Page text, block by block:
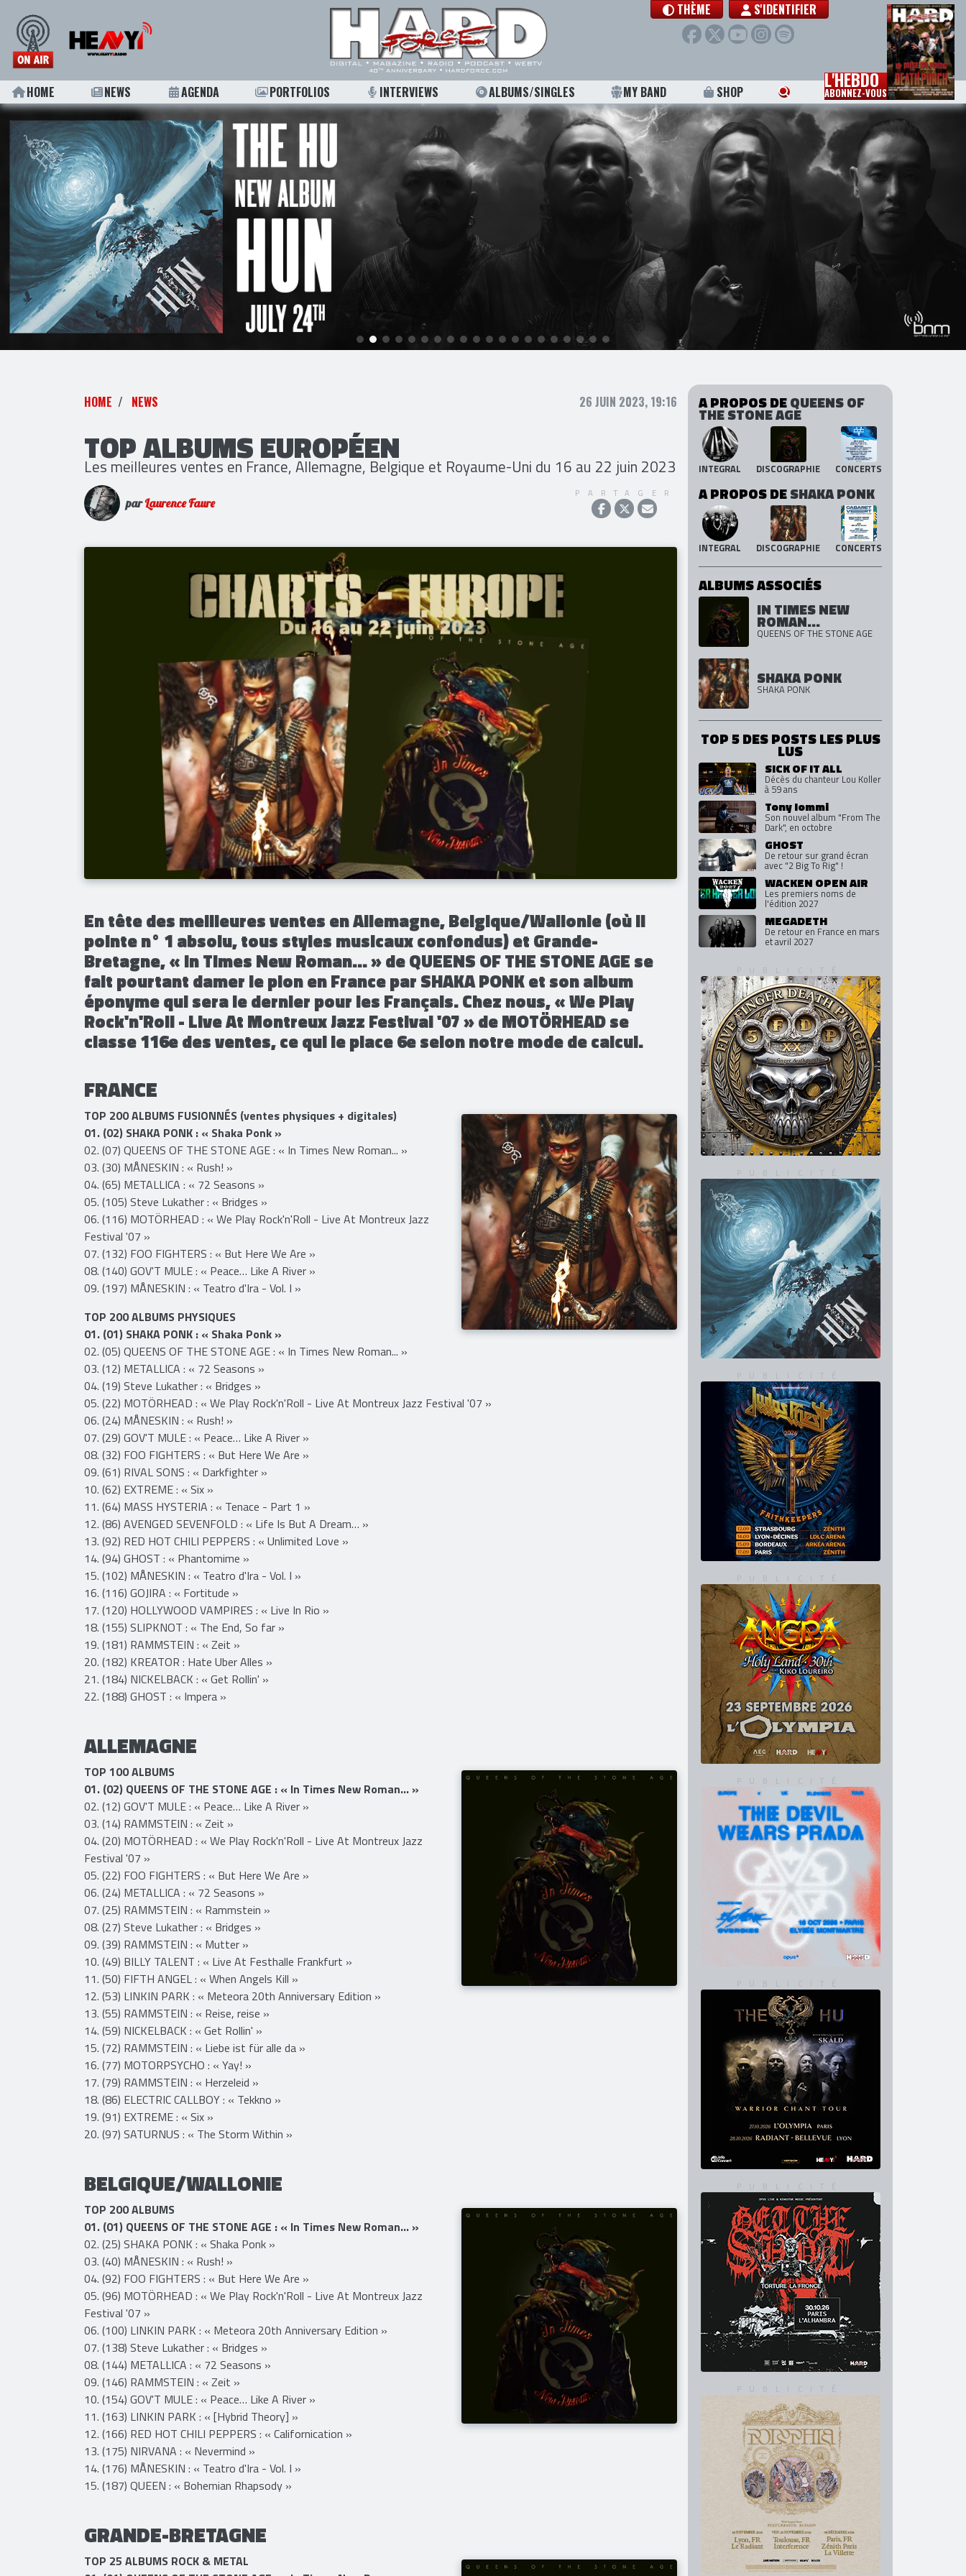
THÈME S'IDENTIFIER
HOME NEWS AGENDA PORTFOLIOS INTERVIEWS ALBUMS/SINGLES MY BAND SHOP L'HEBDO
ABONNEZ-VOUS
HOME NEWS 26 JUIN 2023, 19:16
TOP ALBUMS EUROPÉEN
Les meilleures ventes en France, Allemagne, Belgique et Royaume-Uni du 16 au 22 juin 2023
parLaurence Faure
PARTAGER
En tête des meilleures ventes en Allemagne, Belgique/Wallonie (où il
pointe n° 1 absolu, tous styles musicaux confondus) et Grande-
Bretagne, « In Times New Roman... » de QUEENS OF THE STONE AGE se
fait pourtant damer le pion en France par SHAKA PONK et son album
éponyme qui sera le dernier pour les Français. Chez nous, « We Play
Rock'n'Roll - Live At Montreux Jazz Festival '07 » de MOTÖRHEAD se
classe 116e des ventes, ce qui le place 6e selon notre mode de calcul.
FRANCE
TOP 200 ALBUMS FUSIONNÉS (ventes physiques + digitales)
01. (02) SHAKA PONK : « Shaka Ponk »
02. (07) QUEENS OF THE STONE AGE : « In Times New Roman... »
03. (30) MÅNESKIN : « Rush! »
04. (65) METALLICA : « 72 Seasons »
05. (105) Steve Lukather : « Bridges »
06. (116) MOTÖRHEAD : « We Play Rock'n'Roll - Live At Montreux Jazz
Festival '07 »
07. (132) FOO FIGHTERS : « But Here We Are »
08. (140) GOV'T MULE : « Peace… Like A River »
09. (197) MÅNESKIN : « Teatro d'Ira - Vol. I »
TOP 200 ALBUMS PHYSIQUES
01. (01) SHAKA PONK : « Shaka Ponk »
02. (05) QUEENS OF THE STONE AGE : « In Times New Roman... »
03. (12) METALLICA : « 72 Seasons »
04. (19) Steve Lukather : « Bridges »
05. (22) MOTÖRHEAD : « We Play Rock'n'Roll - Live At Montreux Jazz Festival '07 »
06. (24) MÅNESKIN : « Rush! »
07. (29) GOV'T MULE : « Peace… Like A River »
08. (32) FOO FIGHTERS : « But Here We Are »
09. (61) RIVAL SONS : « Darkfighter »
10. (62) EXTREME : « Six »
11. (64) MASS HYSTERIA : « Tenace - Part 1 »
12. (86) AVENGED SEVENFOLD : « Life Is But A Dream… »
13. (92) RED HOT CHILI PEPPERS : « Unlimited Love »
14. (94) GHOST : « Phantomime »
15. (102) MÅNESKIN : « Teatro d'Ira - Vol. I »
16. (116) GOJIRA : « Fortitude »
17. (120) HOLLYWOOD VAMPIRES : « Live In Rio »
18. (155) SLIPKNOT : « The End, So far »
19. (181) RAMMSTEIN : « Zeit »
20. (182) KREATOR : Hate Uber Alles »
21. (184) NICKELBACK : « Get Rollin' »
22. (188) GHOST : « Impera »
ALLEMAGNE
TOP 100 ALBUMS
01. (02) QUEENS OF THE STONE AGE : « In Times New Roman... »
02. (12) GOV'T MULE : « Peace… Like A River »
03. (14) RAMMSTEIN : « Zeit »
04. (20) MOTÖRHEAD : « We Play Rock'n'Roll - Live At Montreux Jazz
Festival '07 »
05. (22) FOO FIGHTERS : « But Here We Are »
06. (24) METALLICA : « 72 Seasons »
07. (25) RAMMSTEIN : « Rammstein »
08. (27) Steve Lukather : « Bridges »
09. (39) RAMMSTEIN : « Mutter »
10. (49) BILLY TALENT : « Live At Festhalle Frankfurt »
11. (50) FIFTH ANGEL : « When Angels Kill »
12. (53) LINKIN PARK : « Meteora 20th Anniversary Edition »
13. (55) RAMMSTEIN : « Reise, reise »
14. (59) NICKELBACK : « Get Rollin' »
15. (72) RAMMSTEIN : « Liebe ist für alle da »
16. (77) MOTORPSYCHO : « Yay! »
17. (79) RAMMSTEIN : « Herzeleid »
18. (86) ELECTRIC CALLBOY : « Tekkno »
19. (91) EXTREME : « Six »
20. (97) SATURNUS : « The Storm Within »
BELGIQUE/WALLONIE
TOP 200 ALBUMS
01. (01) QUEENS OF THE STONE AGE : « In Times New Roman... »
02. (25) SHAKA PONK : « Shaka Ponk »
03. (40) MÅNESKIN : « Rush! »
04. (92) FOO FIGHTERS : « But Here We Are »
05. (96) MOTÖRHEAD : « We Play Rock'n'Roll - Live At Montreux Jazz
Festival '07 »
06. (100) LINKIN PARK : « Meteora 20th Anniversary Edition »
07. (138) Steve Lukather : « Bridges »
08. (144) METALLICA : « 72 Seasons »
09. (146) RAMMSTEIN : « Zeit »
10. (154) GOV'T MULE : « Peace… Like A River »
11. (163) LINKIN PARK : « [Hybrid Theory] »
12. (166) RED HOT CHILI PEPPERS : « Californication »
13. (175) NIRVANA : « Nevermind »
14. (176) MÅNESKIN : « Teatro d'Ira - Vol. I »
15. (187) QUEEN : « Bohemian Rhapsody »
GRANDE-BRETAGNE
​TOP 25 ALBUMS ROCK & METAL
A PROPOS DEQUEENS OF
THE STONE AGE
INTEGRAL DISCOGRAPHIE CONCERTS
A PROPOS DESHAKA PONK
INTEGRAL DISCOGRAPHIE CONCERTS
ALBUMS ASSOCIÉS
IN TIMES NEW
ROMAN...
QUEENS OF THE STONE AGE
SHAKA PONK
SHAKA PONK
TOP 5 DES POSTS LES PLUS
LUS
SICK OF IT ALL
Décès du chanteur Lou Koller
à 59 ans
Tony Iommi
Son nouvel album "From The
Dark", en octobre
GHOST
De retour sur grand écran
avec "2 Big To Rig" !
WACKEN OPEN AIR
Les premiers noms de
l'édition 2027
MEGADETH
De retour en France en mars
et avril 2027